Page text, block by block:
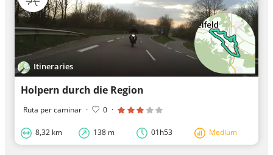
Itineraries
Holpern durch die Region
Ruta per caminar · 0 ·
8,32 km 138 m 01h53 Medium